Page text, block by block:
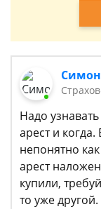
Надо
арест и
непонятно
арест
купили,
то уже другой.